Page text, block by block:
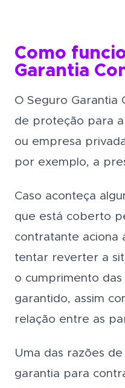
Como
Garantia
O Seguro Garantia
de proteção para a
ou empresa
por exemplo, a
Caso aconteça
que está coberto
contratante aciona
tentar reverter a
o cumprimento
garantido, assim
relação entre as
Uma das razões
garantia para